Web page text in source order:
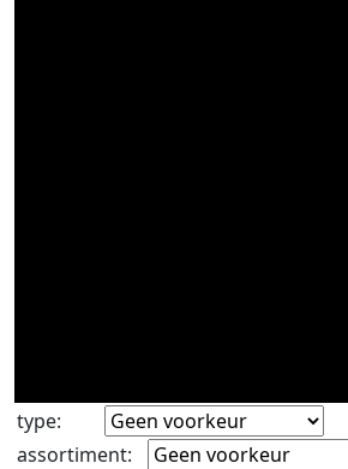
type:
assortiment: